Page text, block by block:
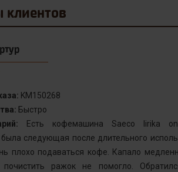
клиентов
KM150268
Быстро
Есть кофемашина Saeco lirika
следующая после длительного
плохо подаваться кофе. Капало
почистить ражок не помогло.